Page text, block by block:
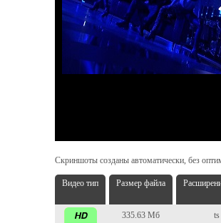
Скриншоты созданы автоматически, без
Видео тип Размер файла
335.63 Мб ts